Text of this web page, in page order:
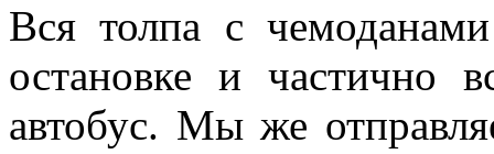
Вся толпа с
остановке и частично
автобус. Мы же